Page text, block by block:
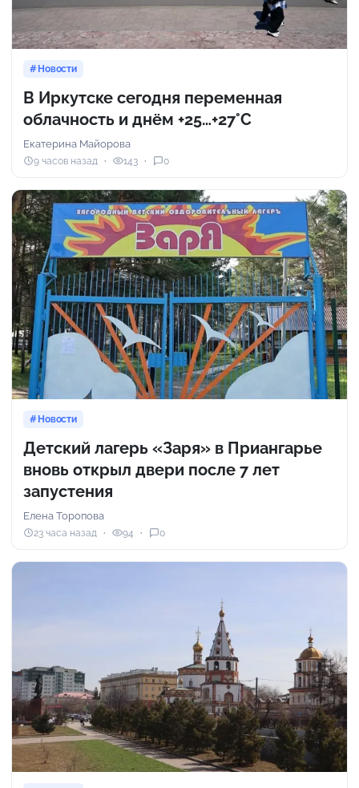
Новости
В Иркутске сегодня переменная
облачность и днём +25…+27°С
Екатерина Майорова
9 часов назад 143 0
Новости
Детский лагерь «Заря» в Приангарье
вновь открыл двери после 7 лет
запустения
Елена Торопова
23 часа назад 94 0